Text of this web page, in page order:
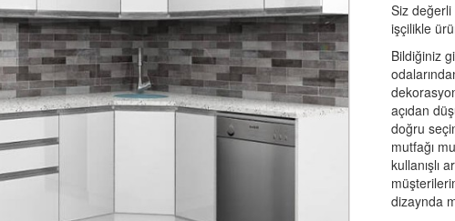
Siz
işçilikle
Bildiğiniz
açıdan
doğru
mutfağı
kullanışlı
dizaynda